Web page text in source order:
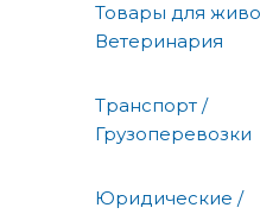
Товары для
Ветеринария
Транспорт /
Грузоперевозки
Юридические /